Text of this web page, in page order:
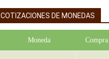
COTIZACIONES DE MONEDAS
Moneda Compra